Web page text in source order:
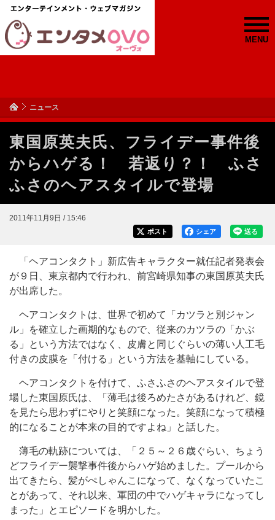
MENU
ニュース
東国原英夫氏、フライデー事件後
からハゲる！ 若返り？！ ふさ
ふさのヘアスタイルで登場
2011年11月9日 / 15:46
送る
シェア
ポスト
「ヘアコンタクト」新広告キャラクター就任記者発表会
が９日、東京都内で行われ、前宮崎県知事の東国原英夫氏
が出席した。
ヘアコンタクトは、世界で初めて「カツラと別ジャン
ル」を確立した画期的なもので、従来のカツラの「かぶ
る」という方法ではなく、皮膚と同じぐらいの薄い人工毛
付きの皮膜を「付ける」という方法を基軸にしている。
ヘアコンタクトを付けて、ふさふさのヘアスタイルで登
場した東国原氏は、「薄毛は後ろめたさがあるけれど、鏡
を見たら思わずにやりと笑顔になった。笑顔になって積極
的になることが本来の目的ですよね」と話した。
薄毛の軌跡については、「２５～２６歳ぐらい、ちょう
どフライデー襲撃事件後からハゲ始めました。プールから
出てきたら、髪がぺしゃんこになって、なくなっていたこ
とがあって、それ以来、軍団の中でハゲキャラになってし
まった」とエピソードを明かした。